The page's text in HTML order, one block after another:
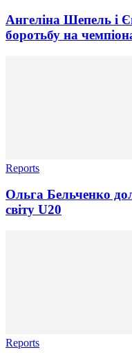
Ангеліна Шепель і
боротьбу на
Reports
Ольга Бельченко
світу U20
Reports